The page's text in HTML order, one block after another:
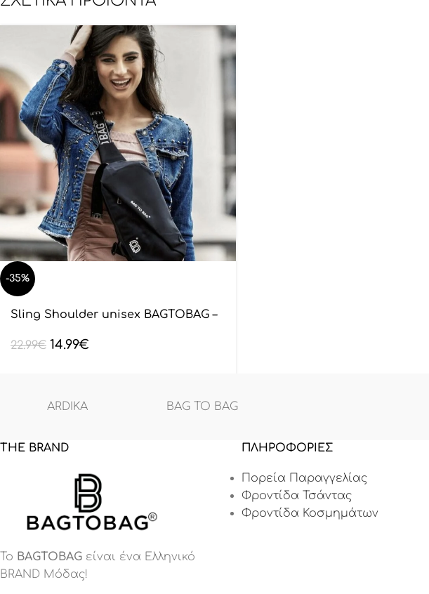
-35%
Sling Shoulder unisex BAGTOBAG –
22.99€ 14.99€
ARDIKA BAG TO BAG
THE BRAND
Το BAGTOBAG είναι ένα Eλληνικό
BRAND Μόδας!
ΠΛΗΡΟΦΟΡΙΕΣ
Πορεία Παραγγελίας
Φροντίδα Τσάντας
Φροντίδα Κοσμημάτων